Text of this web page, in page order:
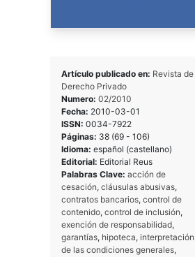
Artículo publicado en: Revista de
Derecho Privado
Numero: 02/2010
Fecha: 2010-03-01
ISSN: 0034-7922
Páginas: 38 (69 - 106)
Idioma: español (castellano)
Editorial: Editorial Reus
Palabras Clave: acción de
cesación, cláusulas abusivas,
contratos bancarios, control de
contenido, control de inclusión,
exención de responsabilidad,
garantías, hipoteca, interpretación
de las condiciones generales,